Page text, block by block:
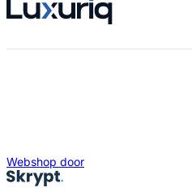
Webshop door